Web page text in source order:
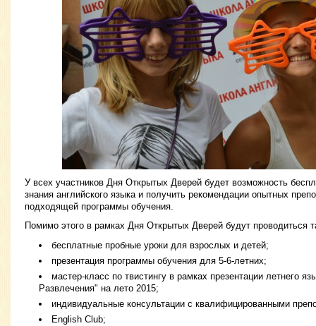
У всех участников Дня Открытых Дверей будет возможность
знания английского языка и получить рекомендации опытных
подходящей программы обучения.
Помимо этого в рамках Дня Открытых Дверей будут проводиться
бесплатные пробные уроки для взрослых и детей;
презентация программы обучения для 5-6-летних;
мастер-класс по твистингу в рамках презентации летнего
Развлечения" на лето 2015;
индивидуальные консультации с квалифицированными
English Club;